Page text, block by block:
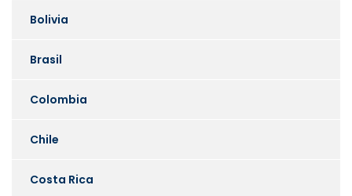
Bolivia
Brasil
Colombia
Chile
Costa Rica